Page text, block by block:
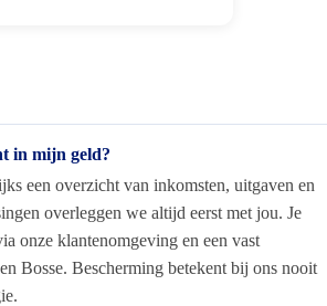
in mijn geld?
een overzicht van inkomsten, uitgaven en
overleggen we altijd eerst met jou. Je
onze klantenomgeving en een vast
Bosse. Bescherming betekent bij ons nooit